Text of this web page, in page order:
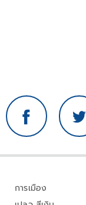
การเมือง